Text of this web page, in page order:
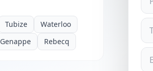
Tubize
Waterloo
Genappe Rebecq